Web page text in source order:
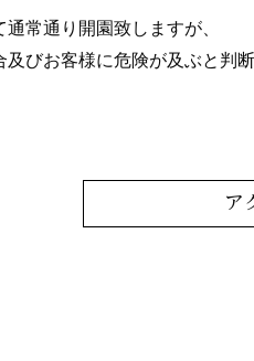
常通り開園致しますが、
びお客様に危険が及ぶと判断
ア